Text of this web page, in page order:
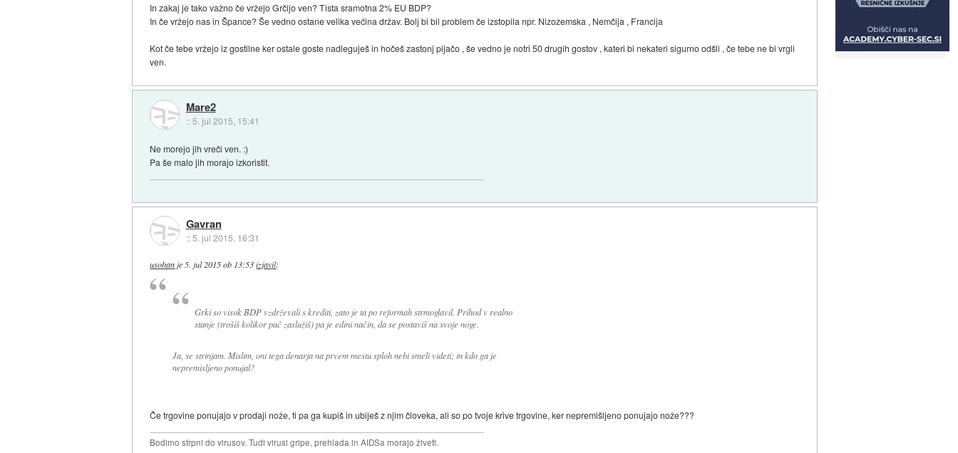
In zakaj je tako važno če vržejo Grčijo ven? Tista sramotna 2% EU BDP?
In če vržejo nas in Špance? Še vedno ostane velika većina držav. Bolj bi bil problem če izstopila npr. Nizozemska , Nemčija , Francija
Kot če tebe vržejo iz gostilne ker ostale goste nadleguješ in hočeš zastonj pijačo , še vedno je notri 50 drugih gostov , kateri bi nekateri sigurno odšli , če tebe ne bi vrgli
ven.
Mare2
:: 5. jul 2015, 15:41
Ne morejo jih vreči ven. :)
Pa še malo jih morajo izkoristit.
Gavran
::5. jul 2015, 16:31
usobanje5. jul 2015 ob 13:53 izjavil:
Grki so visok BDP vzdrževali s krediti, zato je ta po reformah strmoglavil. Prihod v realno
stanje (trošiš kolikor pač zaslužiš) pa je edini način, da se postaviš na svoje noge.
Ja, se strinjam. Mislim, oni tega denarja na prvem mestu sploh nebi smeli videti; in kdo ga je
nepremisljeno ponujal?
Če trgovine ponujajo v prodaji nože, ti pa ga kupiš in ubiješ z njim človeka, ali so po tvoje krive trgovine, ker nepremišljeno ponujajo nože???
Bodimo strpni do virusov. Tudi virusi gripe, prehlada in AIDSa morajo živeti.